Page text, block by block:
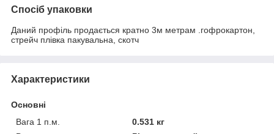
Спосіб упаковки
Даний профіль продається кратно 3м метрам .гофрокартон,
стрейч плівка пакувальна, скотч
Характеристики
Основні
Вага 1 п.м.
0.531 кг